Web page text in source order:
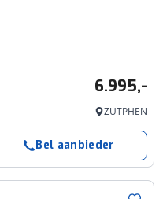
6.995,-
ZUTPHEN
Bel aanbieder